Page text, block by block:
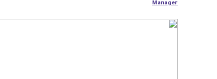
Manager